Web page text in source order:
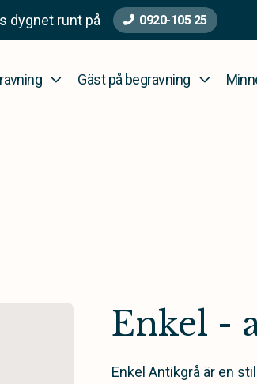
dygnet runt på 0920-105 25
Gäst på begravning
Enkel -
Enkel Antikgrå är en